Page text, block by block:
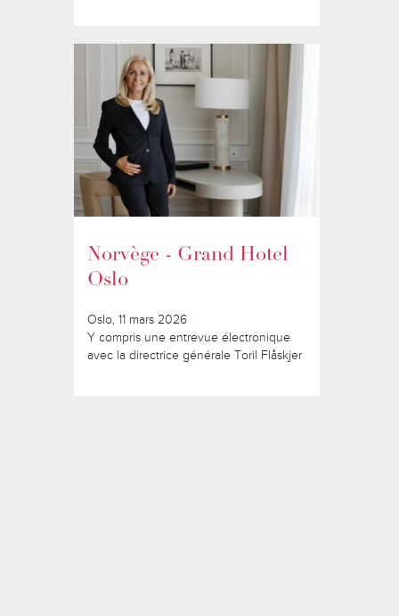
Norvège - Grand Hotel
Oslo
Oslo, 11 mars 2026
Y compris une entrevue électronique
avec la directrice générale Toril Flåskjer